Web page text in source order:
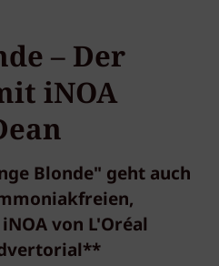
– Der
iNOA
Blonde" geht auch
von L'Oréal